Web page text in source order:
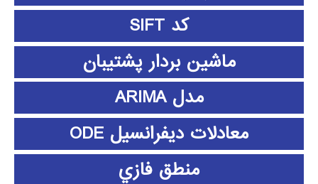
کد SIFT
ماشین بردار پشتیبان
مدل ARIMA
معادلات دیفرانسیل ODE
منطق فازي